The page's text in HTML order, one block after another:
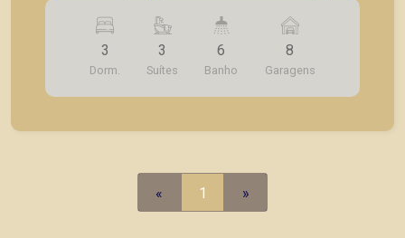
cozinha gourmet, AS com 3 tanques, despensa,
varanda com churrasqueira, salão externo, pintura
grafiato, luminárias, piscina, instalação para
aqeucedor solar, interfone, portão eletrônico,
estacionamento para vários carros.
3
Dorm.
3
Suítes
6
Banho
8
Garagens
« 1 »